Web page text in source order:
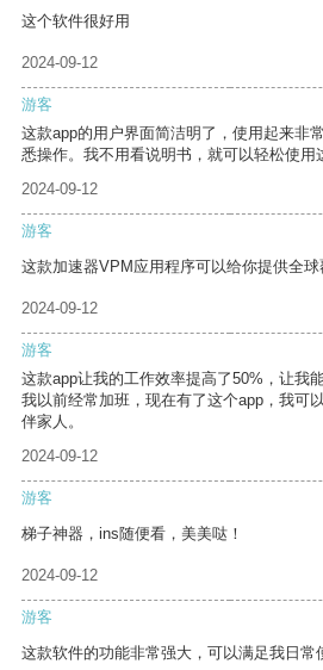
这个软件很好用
2024-09-12
游客
这款app的用户界面简洁明了，使用起来非
悉操作。我不用看说明书，就可以轻松使用
2024-09-12
游客
这款加速器VPM应用程序可以给你提供全球
2024-09-12
游客
这款app让我的工作效率提高了50%，让我
我以前经常加班，现在有了这个app，我可
伴家人。
2024-09-12
游客
梯子神器，ins随便看，美美哒！
2024-09-12
游客
这款软件的功能非常强大，可以满足我日常